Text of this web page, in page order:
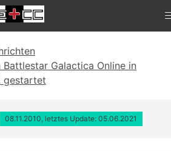
Galactica Online in
gestartet
08.11.2010, letztes Update: 05.06.2021